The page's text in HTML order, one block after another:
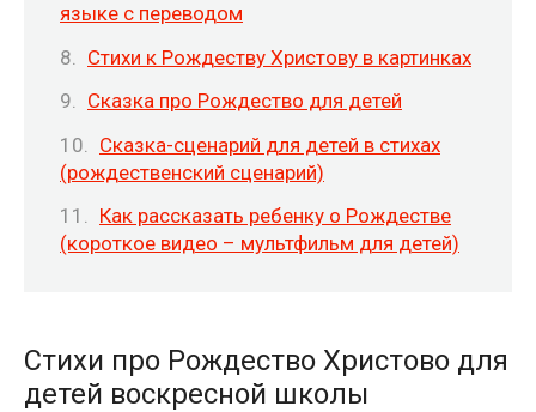
языке с переводом
Стихи к Рождеству Христову в картинках
Сказка про Рождество для детей
Сказка-сценарий для детей в стихах
(рождественский сценарий)
Как рассказать ребенку о Рождестве
(короткое видео – мультфильм для детей)
Стихи про Рождество Христово для
детей воскресной школы